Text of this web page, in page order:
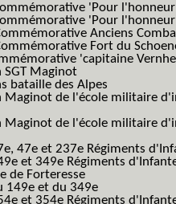
'Pour
'Pour
Anciens
Fort du
'capitaine
SGT Maginot
bataille des Alpes
Maginot de l'école militaire
Maginot de l'école militaire
47e et 237e Régiments
et 349e Régiments
de Forteresse
149e et du 349e
et 354e Régiments